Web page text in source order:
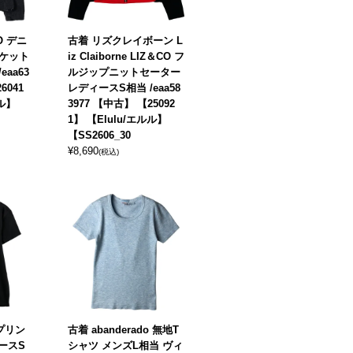
デニ
ット
古着 リズクレイボーン L
iz Claiborne LIZ＆CO フ
ルジップニットセーター
レディースS相当 /eaa58
3977 【中古】 【25092
1】 【Elulu/エルル】
【SS2606_30
¥8,690(税込)
リン
スS
古着 abanderado 無地T
シャツ メンズL相当 ヴィ